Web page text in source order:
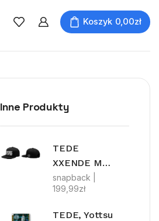
Koszyk 0,00zł
Inne Produkty
TEDE
XXENDE MYLFFON
snapback |
199,99zł
TEDE, Yottsu